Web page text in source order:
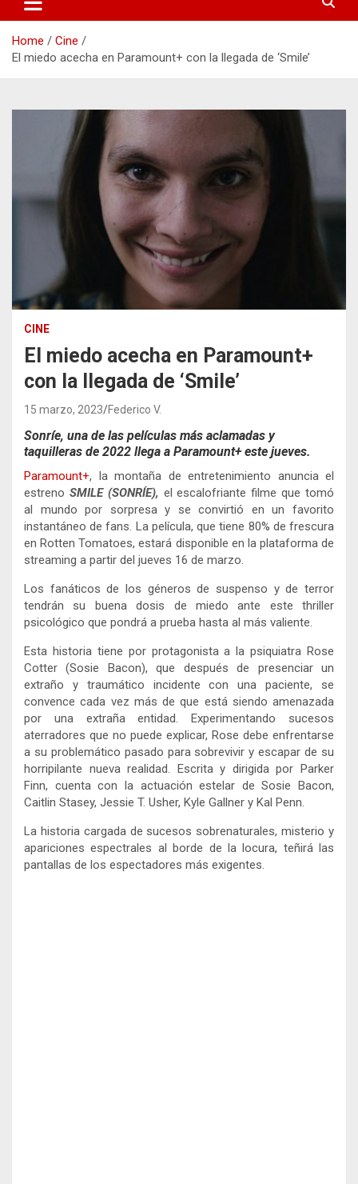
Home
Cine
El miedo acecha en Paramount+ con la llegada de ‘Smile’
CINE
El miedo acecha en Paramount+
con la llegada de ‘Smile’
15 marzo, 2023 Federico V.
Sonríe, una de las películas más aclamadas y
taquilleras de 2022 llega a Paramount+ este jueves.
Paramount+, la montaña de entretenimiento anuncia el
estreno SMILE (SONRÍE), el escalofriante filme que tomó
al mundo por sorpresa y se convirtió en un favorito
instantáneo de fans. La película, que tiene 80% de frescura
en Rotten Tomatoes, estará disponible en la plataforma de
streaming a partir del jueves 16 de marzo.
Los fanáticos de los géneros de suspenso y de terror
tendrán su buena dosis de miedo ante este thriller
psicológico que pondrá a prueba hasta al más valiente.
Esta historia tiene por protagonista a la psiquiatra Rose
Cotter (Sosie Bacon), que después de presenciar un
extraño y traumático incidente con una paciente, se
convence cada vez más de que está siendo amenazada
por una extraña entidad. Experimentando sucesos
aterradores que no puede explicar, Rose debe enfrentarse
a su problemático pasado para sobrevivir y escapar de su
horripilante nueva realidad. Escrita y dirigida por Parker
Finn, cuenta con la actuación estelar de Sosie Bacon,
Caitlin Stasey, Jessie T. Usher, Kyle Gallner y Kal Penn.
La historia cargada de sucesos sobrenaturales, misterio y
apariciones espectrales al borde de la locura, teñirá las
pantallas de los espectadores más exigentes.